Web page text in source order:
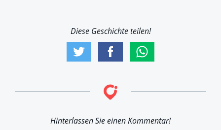
Diese Geschichte teilen!
Hinterlassen Sie einen Kommentar!